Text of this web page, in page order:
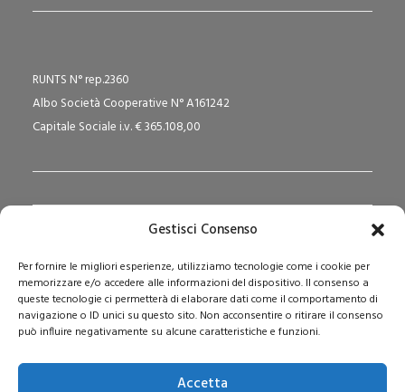
Gestisci Consenso
Per fornire le migliori esperienze, utilizziamo tecnologie come i cookie per
memorizzare e/o accedere alle informazioni del dispositivo. Il consenso a
queste tecnologie ci permetterà di elaborare dati come il comportamento di
navigazione o ID unici su questo sito. Non acconsentire o ritirare il consenso
può influire negativamente su alcune caratteristiche e funzioni.
Accetta
RUNTS N° rep.2360
Albo Società Cooperative N° A161242
Capitale Sociale i.v. € 365.108,00
Via San Domenico Savio, 6 – 20017 Rho (MI)
Reg. Tribunale: n. 187 del 29/03/97 | ISSN: 1593-2259
Web:www.pedagogia.it